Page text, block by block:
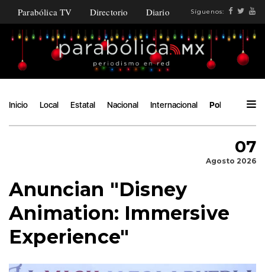
Parabólica TV Directorio Diario Síguenos:
Inicio Local Estatal Nacional Internacional Política
07
Agosto 2026
Anuncian "Disney
Animation: Immersive
Experience"